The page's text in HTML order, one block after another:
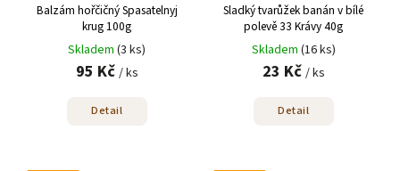
Balzám hořčičný Spasatelnyj
krug 100g
Skladem (3 ks)
95 Kč / ks
Detail
Sladký tvarůžek banán v bílé
polevě 33 Krávy 40g
Skladem (16 ks)
23 Kč / ks
Detail